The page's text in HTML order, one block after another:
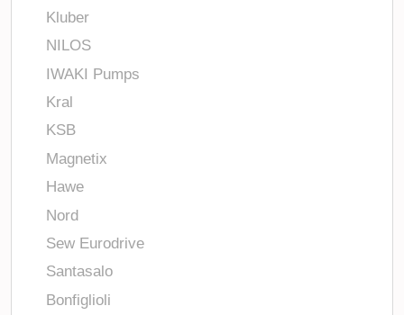
Kluber
NILOS
IWAKI Pumps
Kral
KSB
Magnetix
Hawe
Nord
Sew Eurodrive
Santasalo
Bonfiglioli